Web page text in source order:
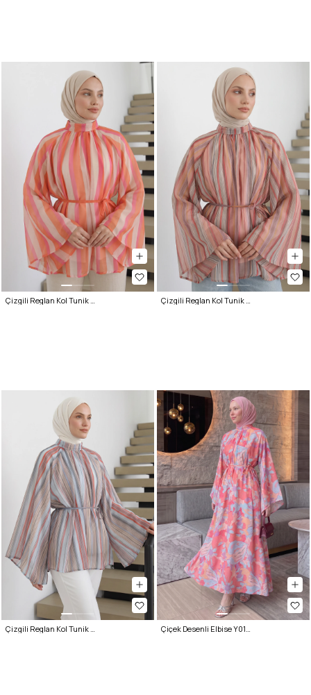
Çizgili Reglan Kol Tunik 260203 - TURUNCU Çizgili Reglan Kol Tunik 260203 - NAR ÇİÇEĞİ
Çizgili Reglan Kol Tunik 260203 - MAVİ Çiçek Desenli Elbise Y0165 - PEMBE